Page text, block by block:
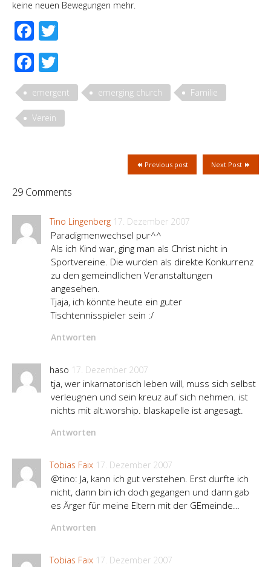
keine neuen Bewegungen mehr.
Facebook
Facebook
emergent emerging church Familie
Verein
Next Post
Previous post
29 Comments
Tino Lingenberg 17. Dezember 2007
Paradigmenwechsel pur^^
Als ich Kind war, ging man als Christ nicht in
Sportvereine. Die wurden als direkte Konkurrenz
zu den gemeindlichen Veranstaltungen
angesehen.
Tjaja, ich könnte heute ein guter
Tischtennisspieler sein :/
Antworten
haso 17. Dezember 2007
tja, wer inkarnatorisch leben will, muss sich selbst
verleugnen und sein kreuz auf sich nehmen. ist
nichts mit alt.worship. blaskapelle ist angesagt.
Antworten
Tobias Faix 17. Dezember 2007
@tino: Ja, kann ich gut verstehen. Erst durfte ich
nicht, dann bin ich doch gegangen und dann gab
es Ärger für meine Eltern mit der GEmeinde…
Antworten
Tobias Faix 17. Dezember 2007